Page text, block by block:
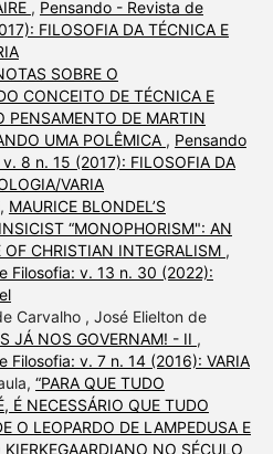
, Pensando - Revista de
FILOSOFIA DA TÉCNICA E
SOBRE O
CONCEITO DE TÉCNICA E
PENSAMENTO DE MARTIN
UMA POLÊMICA , Pensando
8 n. 15 (2017): FILOSOFIA DA
VARIA
MAURICE BLONDEL’S
“MONOPHORISM": AN
OF CHRISTIAN INTEGRALISM ,
Filosofia: v. 13 n. 30 (2022):
Carvalho , José Elielton de
JÁ NOS GOVERNAM! - II ,
Filosofia: v. 7 n. 14 (2016): VARIA
“PARA QUE TUDO
É NECESSÁRIO QUE TUDO
O LEOPARDO DE LAMPEDUSA E
NO SÉCULO